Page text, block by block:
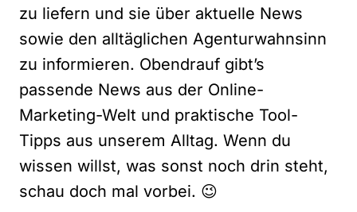
zu liefern und sie über aktuelle News
sowie den alltäglichen Agenturwahnsinn
zu informieren. Obendrauf gibt’s
passende News aus der Online-
Marketing-Welt und praktische Tool-
Tipps aus unserem Alltag. Wenn du
wissen willst, was sonst noch drin steht,
schau doch mal vorbei. 😉